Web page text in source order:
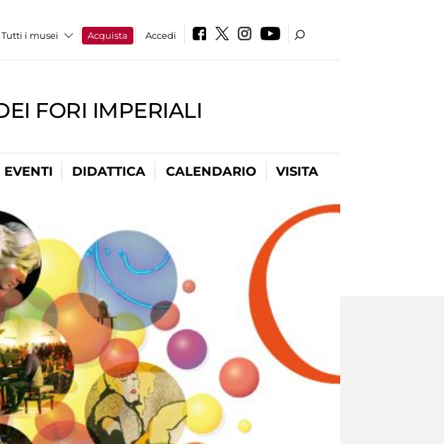
Tutti i musei Acquista Accedi
FORI IMPERIALI
EVENTI DIDATTICA CALENDARIO VISITA